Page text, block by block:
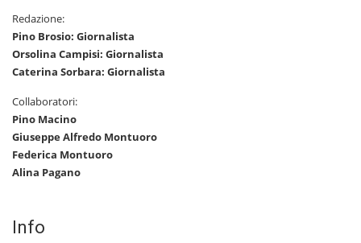
Redazione:
Pino Brosio: Giornalista
Orsolina Campisi: Giornalista
Caterina Sorbara: Giornalista
Collaboratori:
Pino Macino
Giuseppe Alfredo Montuoro
Federica Montuoro
Alina Pagano
Info